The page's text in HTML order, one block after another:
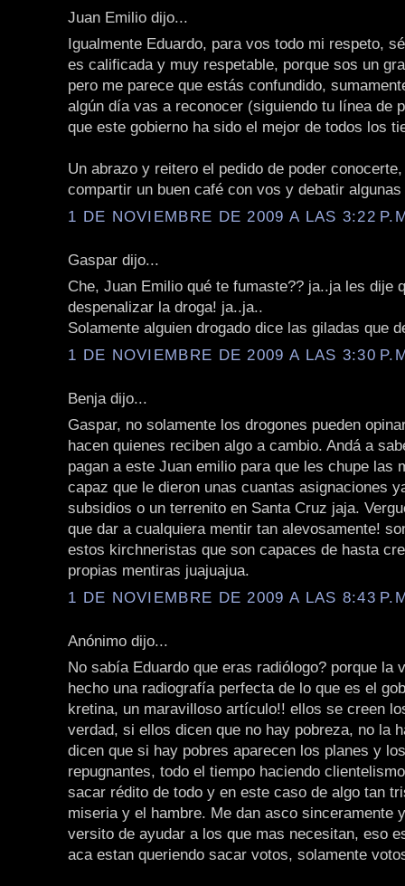
Juan Emilio dijo...
Igualmente Eduardo, para vos todo mi respeto,
es calificada y muy respetable, porque sos un
pero me parece que estás confundido,
algún día vas a reconocer (siguiendo tu línea de
que este gobierno ha sido el mejor de todos los
Un abrazo y reitero el pedido de poder
compartir un buen café con vos y debatir
1 DE NOVIEMBRE DE 2009 A LAS 3:22
Gaspar dijo...
Che, Juan Emilio qué te fumaste?? ja..ja les dije
despenalizar la droga! ja..ja..
Solamente alguien drogado dice las giladas que
1 DE NOVIEMBRE DE 2009 A LAS 3:30
Benja dijo...
Gaspar, no solamente los drogones pueden
hacen quienes reciben algo a cambio. Andá a
pagan a este Juan emilio para que les chupe las
capaz que le dieron unas cuantas asignaciones
subsidios o un terrenito en Santa Cruz jaja.
que dar a cualquiera mentir tan alevosamente!
estos kirchneristas que son capaces de hasta
propias mentiras juajuajua.
1 DE NOVIEMBRE DE 2009 A LAS 8:43
Anónimo dijo...
No sabía Eduardo que eras radiólogo? porque la
hecho una radiografía perfecta de lo que es el
kretina, un maravilloso artículo!! ellos se creen
verdad, si ellos dicen que no hay pobreza, no la
dicen que si hay pobres aparecen los planes y
repugnantes, todo el tiempo haciendo
sacar rédito de todo y en este caso de algo tan
miseria y el hambre. Me dan asco sinceramente
versito de ayudar a los que mas necesitan, eso
aca estan queriendo sacar votos, solamente